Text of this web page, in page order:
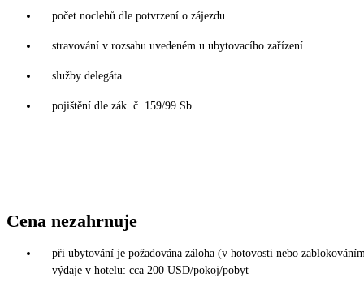
počet noclehů dle potvrzení o zájezdu
stravování v rozsahu uvedeném u ubytovacího zařízení
služby delegáta
pojištění dle zák. č. 159/99 Sb.
Cena nezahrnuje
při ubytování je požadována záloha (v hotovosti nebo
výdaje v hotelu: cca 200 USD/pokoj/pobyt